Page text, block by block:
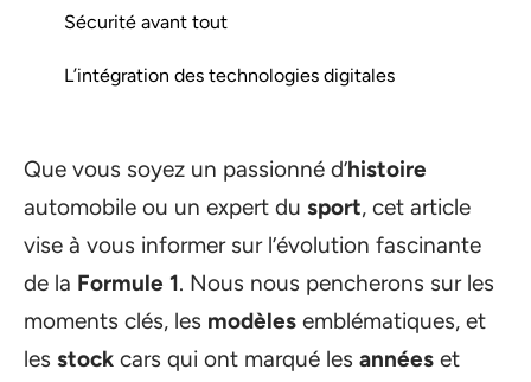
Sécurité avant tout
L’intégration des technologies digitales
Que vous soyez un passionné d’histoire
automobile ou un expert du sport, cet article
vise à vous informer sur l’évolution fascinante
de la Formule 1. Nous nous pencherons sur les
moments clés, les modèles emblématiques, et
les stock cars qui ont marqué les années et